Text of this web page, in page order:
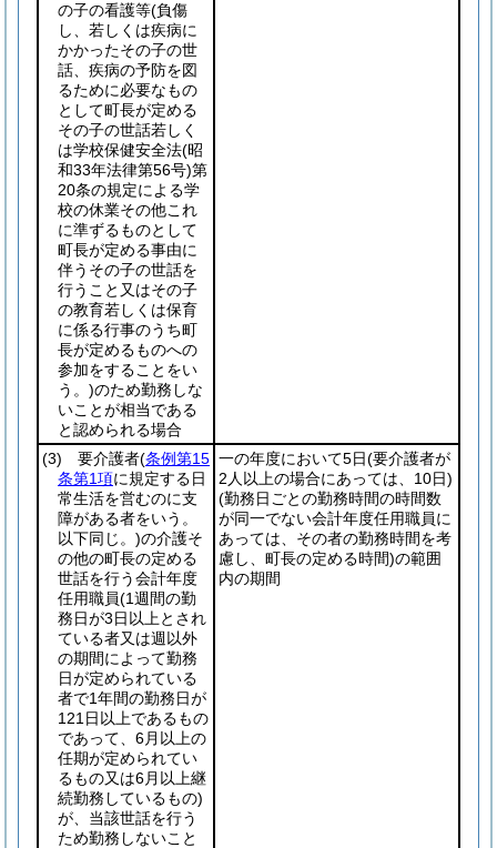
の子の看護等(負傷
し、若しくは疾病に
かかったその子の世
話、疾病の予防を図
るために必要なもの
として町長が定める
その子の世話若しく
は学校保健安全法(昭
和33年法律第56号)第
20条の規定による学
校の休業その他これ
に準ずるものとして
町長が定める事由に
伴うその子の世話を
行うこと又はその子
の教育若しくは保育
に係る行事のうち町
長が定めるものへの
参加をすることをい
う。)のため勤務しな
いことが相当である
と認められる場合
(3) 要介護者(条例第15
条第1項に規定する日
常生活を営むのに支
障がある者をいう。
以下同じ。)の介護そ
の他の町長の定める
世話を行う会計年度
任用職員(1週間の勤
務日が3日以上とされ
ている者又は週以外
の期間によって勤務
日が定められている
者で1年間の勤務日が
121日以上であるもの
であって、6月以上の
任期が定められてい
るもの又は6月以上継
続勤務しているもの)
が、当該世話を行う
ため勤務しないこと
一の年度において5日(要介護者が
2人以上の場合にあっては、10日)
(勤務日ごとの勤務時間の時間数
が同一でない会計年度任用職員に
あっては、その者の勤務時間を考
慮し、町長の定める時間)の範囲
内の期間